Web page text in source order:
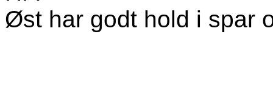
Øst har godt hold i spar